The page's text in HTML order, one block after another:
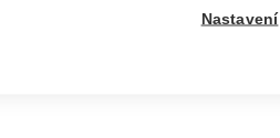
Nastavení